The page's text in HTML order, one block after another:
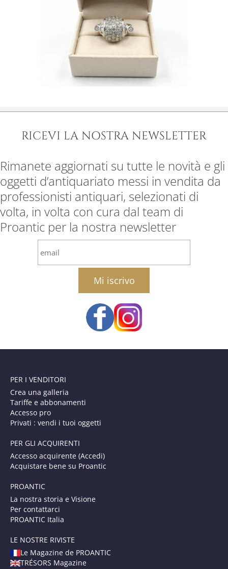
RICEVI LA NOSTRA NEWSLETTER
Rimanete aggiornati su tutte le novità e gli
oggetti d’antiquariato messi in vendita da
professionisti antiquari, selezionati di
volta, in volta con cura dal team di
Proantic per la nostra newsletter
email
PER I VENDITORI
Crea una galleria
Tariffe e abbonamenti
Accesso pro
Privati : vendi i tuoi oggetti
PER GLI ACQUIRENTI
Accesso acquirente (Accedi)
Acquistare bene su Proantic
PROANTIC
La nostra storia e Visione
Per contattarci
PROANTIC Italia
LE NOSTRE RIVISTE
Le Magazine de PROANTIC
TRÉSORS Magazine